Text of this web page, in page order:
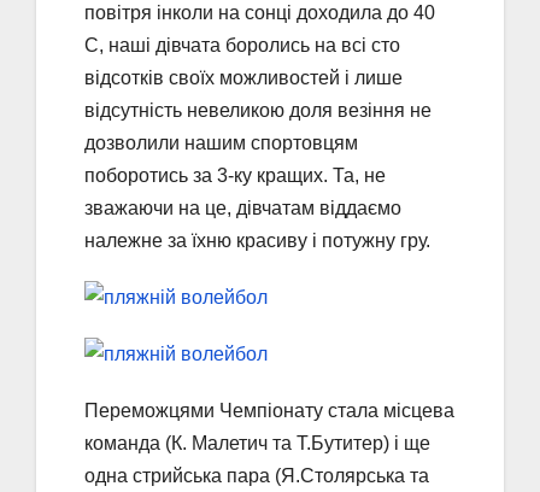
повітря інколи на сонці доходила до 40
С, наші дівчата боролись на всі сто
відсотків своїх можливостей і лише
відсутність невеликою доля везіння не
дозволили нашим спортовцям
поборотись за 3-ку кращих. Та, не
зважаючи на це, дівчатам віддаємо
належне за їхню красиву і потужну гру.
Переможцями Чемпіонату стала місцева
команда (К. Малетич та Т.Бутитер) і ще
одна стрийська пара (Я.Столярська та